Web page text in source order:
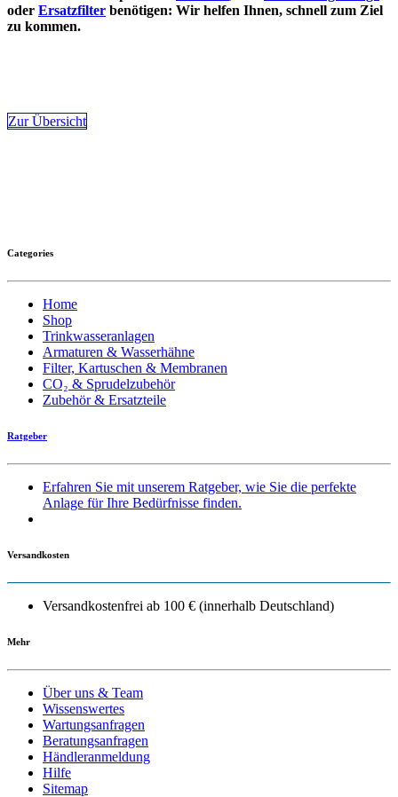
oder Ersatzfilter benötigen: Wir helfen Ihnen, schnell zum Ziel
zu kommen.
Zur Übersicht
Categories
Home
Shop
Trinkwasseranlagen
Armaturen & Wasserhähne
Filter, Kartuschen & Membranen
CO₂ & Sprudelzubehör
Zubehör & Ersatzteile
Ratgeber
Erfahren Sie mit unserem Ratgeber, wie Sie die perfekte
Anlage für Ihre Bedürfnisse finden.
Versandkosten
Versandkostenfrei ab 100 € (innerhalb Deutschland)
Mehr
Über uns & Team
Wissenswertes
Wartungsanfragen
Beratungsanfragen
Händleranmeldung
Hilfe
Sitemap